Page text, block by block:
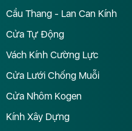
Cầu Thang - Lan Can Kính
Cửa Tự Động
Vách Kính Cường Lực
Cửa Lưới Chống Muỗi
Cửa Nhôm Kogen
Kính Xây Dựng